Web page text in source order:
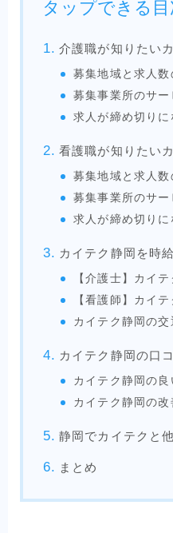
タップできる目
介護職が知りたい
募集地域と求人数
募集事業所のサー
求人が締め切りに
看護職が知りたい
募集地域と求人数
募集事業所のサー
求人が締め切りに
カイテク静岡を時
【介護士】カイ
【看護師】カイ
カイテク静岡の交
カイテク静岡の口
カイテク静岡の
カイテク静岡の
静岡でカイテクと
まとめ